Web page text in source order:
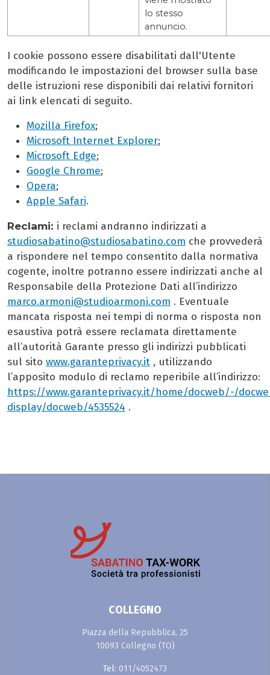
lo stesso
annuncio.
I cookie possono essere disabilitati dall'Utente
modificando le impostazioni del browser sulla base
delle istruzioni rese disponibili dai relativi fornitori
ai link elencati di seguito.
Mozilla Firefox;
Microsoft Internet Explorer;
Microsoft Edge;
Google Chrome;
Opera;
Apple Safari.
Reclami: i reclami andranno indirizzati a
studiosabatino@studiosabatino.com che provvederà
a rispondere nel tempo consentito dalla normativa
cogente, inoltre potranno essere indirizzati anche al
Responsabile della Protezione Dati all’indirizzo
marco.armoni@studioarmoni.com . Eventuale
mancata risposta nei tempi di norma o risposta non
esaustiva potrà essere reclamata direttamente
all’autorità Garante presso gli indirizzi pubblicati
sul sito www.garanteprivacy.it , utilizzando
l’apposito modulo di reclamo reperibile all’indirizzo:
https://www.garanteprivacy.it/home/docweb/-/
display/docweb/4535524 .
COLLEGNO
Piazza della Repubblica, 25
10093 Collegno (TO)
Tel: 011/4052473